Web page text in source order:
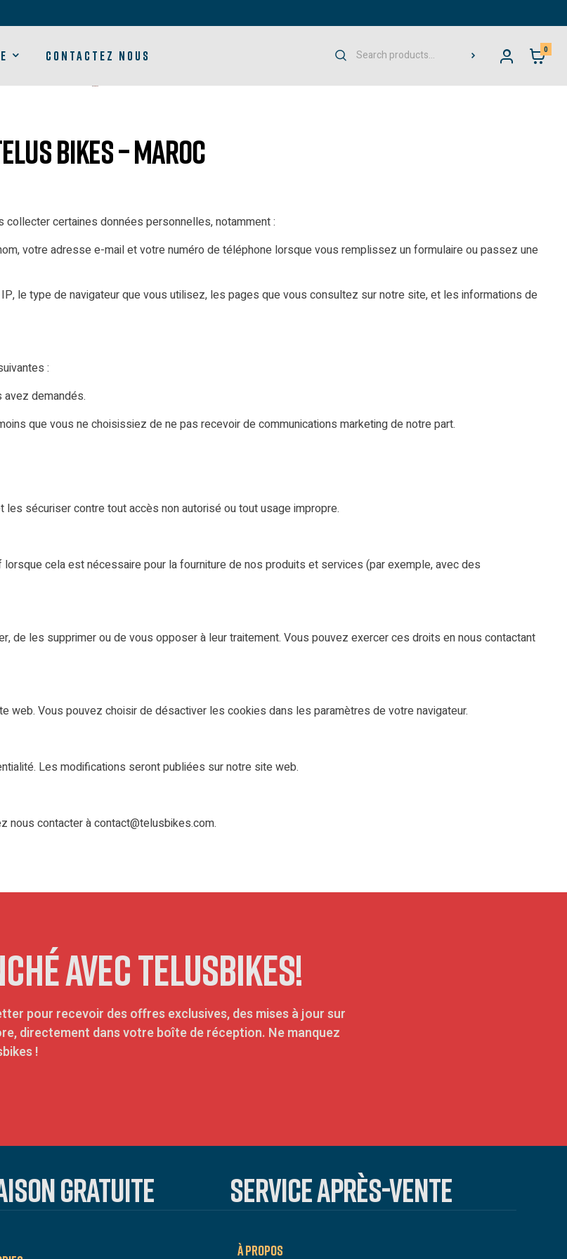
CONTACTEZ NOUS 0
Bikes – Maroc
certaines données personnelles, notamment :
votre adresse e-mail et votre numéro de téléphone lorsque vous remplissez un formulaire ou passez une
le type de navigateur que vous utilisez, les pages que vous consultez sur notre site, et les informations de
:
demandés.
que vous ne choisissiez de ne pas recevoir de communications marketing de notre part.
sécuriser contre tout accès non autorisé ou tout usage impropre.
cela est nécessaire pour la fourniture de nos produits et services (par exemple, avec des
de les supprimer ou de vous opposer à leur traitement. Vous pouvez exercer ces droits en nous contactant
Vous pouvez choisir de désactiver les cookies dans les paramètres de votre navigateur.
Les modifications seront publiées sur notre site web.
nous contacter à contact@telusbikes.com.
AVEC TELUSBIKES!
pour recevoir des offres exclusives, des mises à jour sur
directement dans votre boîte de réception. Ne manquez
!
GRATUITE SERVICE APRÈS-VENTE
À PROPOS